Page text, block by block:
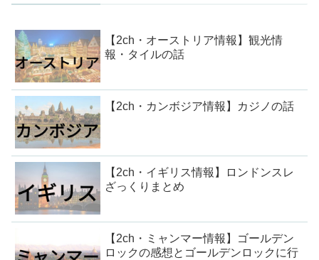
【2ch・オーストリア情報】観光情
報・タイルの話
【2ch・カンボジア情報】カジノの話
【2ch・イギリス情報】ロンドンスレ
ざっくりまとめ
【2ch・ミャンマー情報】ゴールデン
ロックの感想とゴールデンロックに行